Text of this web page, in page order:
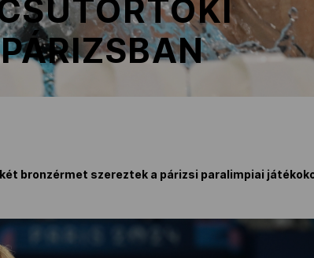
bronzérmet szereztek a párizsi paralimpiai